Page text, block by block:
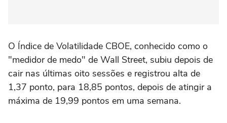
O Índice de Volatilidade CBOE, conhecido como o
"medidor de medo" de Wall Street, subiu depois de
cair nas últimas oito sessões e registrou alta de
1,37 ponto, para 18,85 pontos, depois de atingir a
máxima de 19,99 pontos em uma semana.